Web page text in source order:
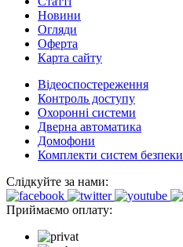
Новини
Огляди
Оферта
Карта сайту
Відеоспостереження
Контроль доступу
Охоронні системи
Дверна автоматика
Домофони
Комплекти систем безпеки
Слідкуйте за нами:
Приймаємо оплату: